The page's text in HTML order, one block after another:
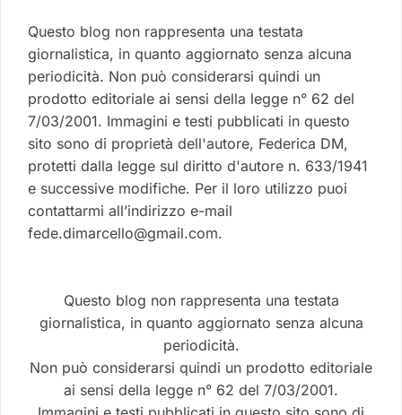
Questo blog non rappresenta una testata
giornalistica, in quanto aggiornato senza alcuna
periodicità. Non può considerarsi quindi un
prodotto editoriale ai sensi della legge n° 62 del
7/03/2001. Immagini e testi pubblicati in questo
sito sono di proprietà dell'autore, Federica DM,
protetti dalla legge sul diritto d'autore n. 633/1941
e successive modifiche. Per il loro utilizzo puoi
contattarmi all’indirizzo e-mail
fede.dimarcello@gmail.com.
Questo blog non rappresenta una testata
giornalistica, in quanto aggiornato senza alcuna
periodicità.
Non può considerarsi quindi un prodotto editoriale
ai sensi della legge n° 62 del 7/03/2001.